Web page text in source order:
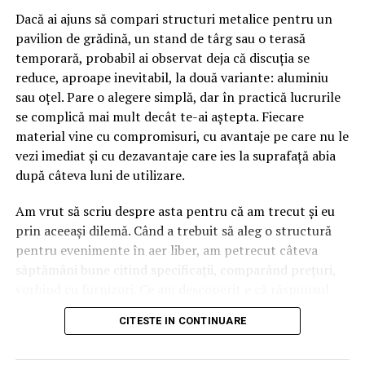
Dacă ai ajuns să compari structuri metalice pentru un
pavilion de grădină, un stand de târg sau o terasă
temporară, probabil ai observat deja că discuția se
reduce, aproape inevitabil, la două variante: aluminiu
sau oțel. Pare o alegere simplă, dar în practică lucrurile
se complică mai mult decât te-ai aștepta. Fiecare
material vine cu compromisuri, cu avantaje pe care nu le
vezi imediat și cu dezavantaje care ies la suprafață abia
după câteva luni de utilizare.
Am vrut să scriu despre asta pentru că am trecut și eu
prin aceeași dilemă. Când a trebuit să aleg o structură
pentru evenimente în aer liber, am petrecut câteva
săptămâni bune citind specificații, comparând prețuri,
„corect” depinde mult de context, de cât de des muți
pavilionul și de ce condiții meteo ai de înfruntat.
CITESTE IN CONTINUARE